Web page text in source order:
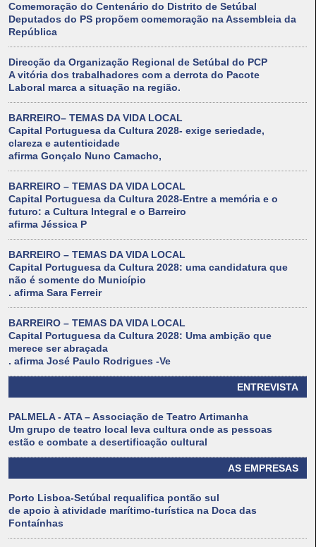
Comemoração do Centenário do Distrito de Setúbal
Deputados do PS propõem comemoração na Assembleia da
República
Direcção da Organização Regional de Setúbal do PCP
A vitória dos trabalhadores com a derrota do Pacote
Laboral marca a situação na região.
BARREIRO– TEMAS DA VIDA LOCAL
Capital Portuguesa da Cultura 2028- exige seriedade,
clareza e autenticidade
afirma Gonçalo Nuno Camacho,
BARREIRO – TEMAS DA VIDA LOCAL
Capital Portuguesa da Cultura 2028-Entre a memória e o
futuro: a Cultura Integral e o Barreiro
afirma Jéssica P
BARREIRO – TEMAS DA VIDA LOCAL
Capital Portuguesa da Cultura 2028: uma candidatura que
não é somente do Município
. afirma Sara Ferreir
BARREIRO – TEMAS DA VIDA LOCAL
Capital Portuguesa da Cultura 2028: Uma ambição que
merece ser abraçada
. afirma José Paulo Rodrigues -Ve
ENTREVISTA
PALMELA - ATA – Associação de Teatro Artimanha
Um grupo de teatro local leva cultura onde as pessoas
estão e combate a desertificação cultural
AS EMPRESAS
Porto Lisboa-Setúbal requalifica pontão sul
de apoio à atividade marítimo-turística na Doca das
Fontaínhas